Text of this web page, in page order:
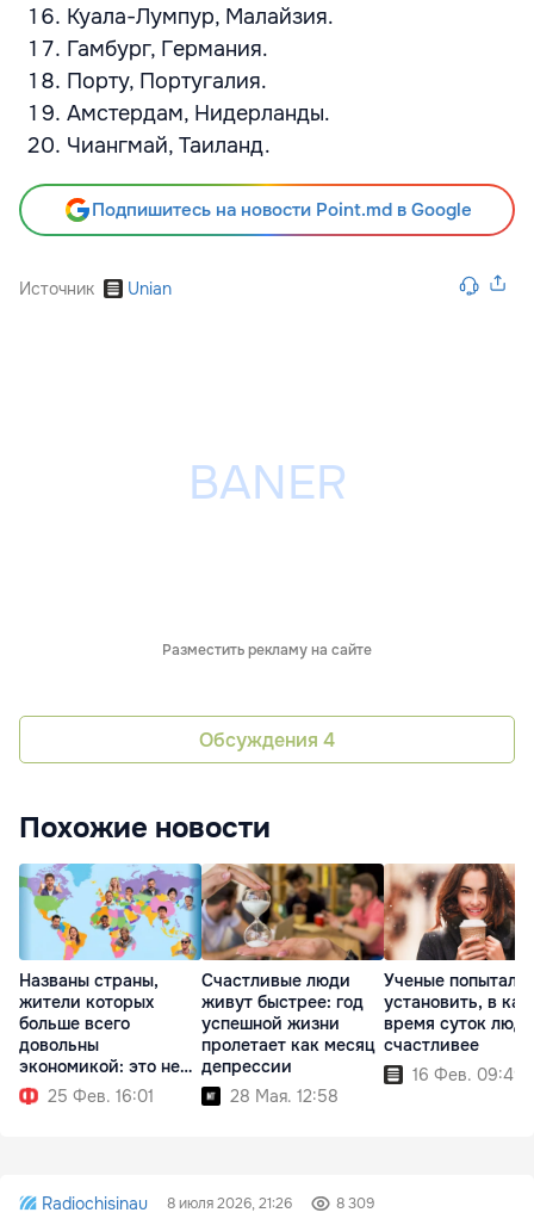
Куала-Лумпур, Малайзия.
Гамбург, Германия.
Порту, Португалия.
Амстердам, Нидерланды.
Чиангмай, Таиланд.
Подпишитесь на новости Point.md в Google
Источник Unian
Разместить рекламу на сайте
Обсуждения 4
Похожие новости
Названы страны,
жители которых
больше всего
довольны
экономикой: это не
европейцы
25 Фев. 16:01
Счастливые люди
живут быстрее: год
успешной жизни
пролетает как месяц
депрессии
28 Мая. 12:58
Ученые
установить, в
время суток люди
счастливее
16 Фев. 09:49
Radiochisinau 8 июля 2026, 21:26 8 309